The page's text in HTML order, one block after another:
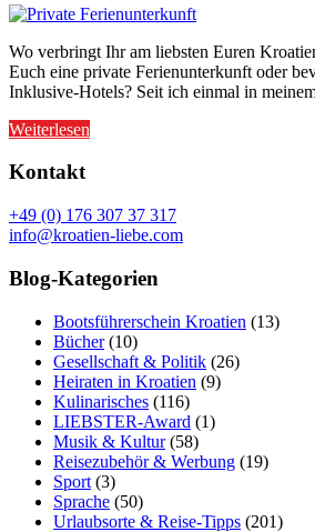
Wo verbringt Ihr am liebsten Euren
Euch eine private Ferienunterkunft oder
Inklusive-Hotels? Seit ich einmal in
Weiterlesen
Kontakt
+49 (0) 176 307 37 317
info@kroatien-liebe.com
Blog-Kategorien
Bootsführerschein Kroatien (13)
Bücher(10)
Gesellschaft & Politik (26)
Heiraten in Kroatien (9)
Kulinarisches (116)
LIEBSTER-Award (1)
Musik & Kultur(58)
Reisezubehör & Werbung (19)
Sport (3)
Sprache (50)
Urlaubsorte & Reise-Tipps (201)